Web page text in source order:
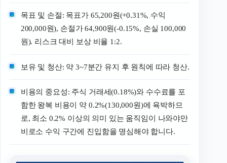
목표 및 손절: 목표가 65,200원(+0.31%, 수익
200,000원), 손절가 64,900원(-0.15%, 손실 100,000
원). 리스크 대비 보상 비율 1:2.
보유 및 청산: 약 3~7분간 유지 후 원칙에 따라 청산.
비용의 중요성: 주식 거래세(0.18%)와 수수료를 포
함한 왕복 비용이 약 0.2%(130,000원)에 육박하므
로, 최소 0.2% 이상의 의미 있는 움직임이 나와야만
비로소 수익 구간에 진입함을 명심해야 합니다.